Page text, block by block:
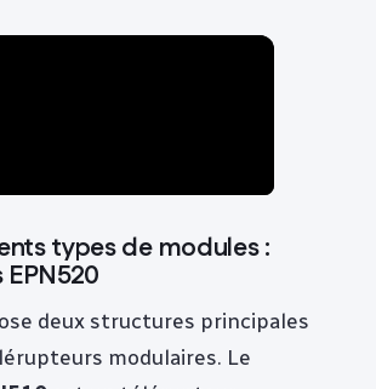
types de modules :
EPN520
deux structures principales
modulaires. Le